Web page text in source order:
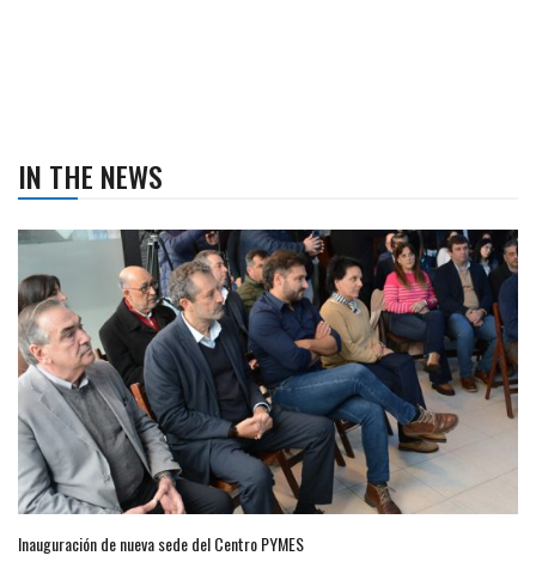
IN THE NEWS
Inauguración de nueva sede del Centro PYMES